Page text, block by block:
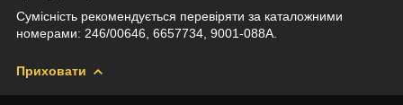
Сумісність рекомендується перевіряти за каталожними
номерами: 246/00646, 6657734, 9001-088A.
Приховати